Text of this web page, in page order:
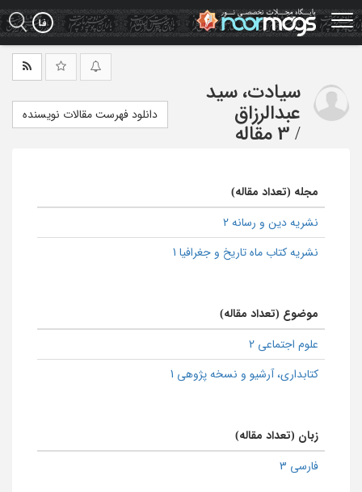
Skip
to
main
سیادت، سید
عبدالرزاق
/ 3 مقاله
دانلود فهرست مقالات نویسنده
مجله (تعداد مقاله)
نشریه دین و رسانه 2
نشریه کتاب ماه تاریخ و جغرافیا 1
موضوع (تعداد مقاله)
علوم اجتماعی 2
كتابداری، آرشیو و نسخه پژوهی 1
زبان (تعداد مقاله)
فارسی 3